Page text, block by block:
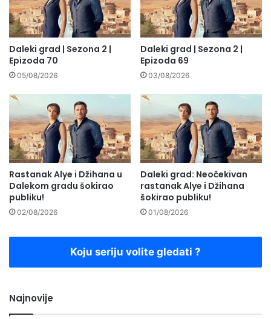
Daleki grad | Sezona 2 |
Epizoda 70
05/08/2026
Daleki grad | Sezona 2 |
Epizoda 69
03/08/2026
Rastanak Alye i Džihana u
Dalekom gradu šokirao
publiku!
02/08/2026
Daleki grad: Neočekivan
rastanak Alye i Džihana
šokirao publiku!
01/08/2026
Koju seriju volite gledati ?
Najnovije